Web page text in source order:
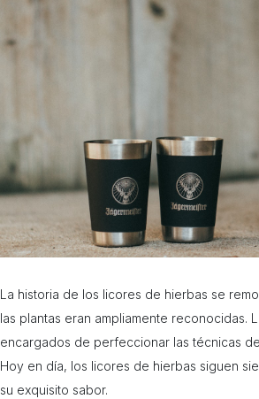
La historia de los licores de hierbas se
las plantas eran ampliamente reconocidas.
encargados de perfeccionar las técnicas
Hoy en día, los licores de hierbas siguen
su exquisito sabor.